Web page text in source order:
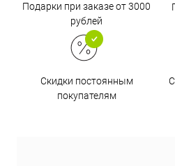
Подарки при заказе от 3000
рублей
Скидки постоянным
покупателям